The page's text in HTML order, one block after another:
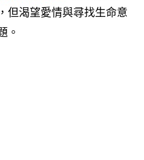
但渴望愛情與尋找生命意
。